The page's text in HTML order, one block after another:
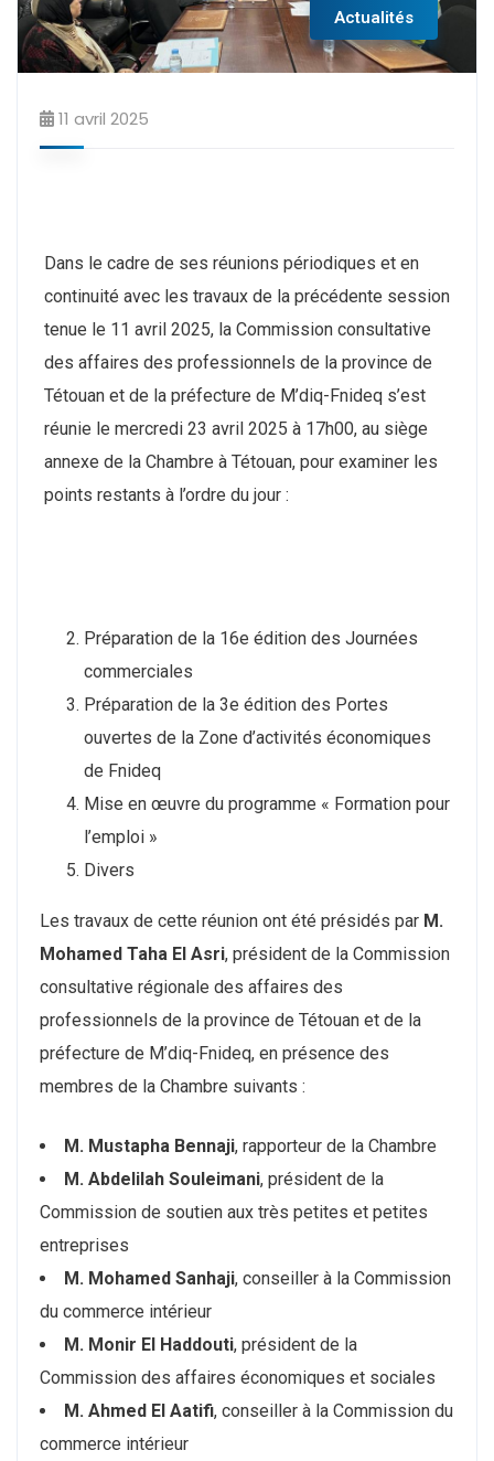
Actualités
11 avril 2025
Dans le cadre de ses réunions périodiques et en
continuité avec les travaux de la précédente session
tenue le 11 avril 2025, la Commission consultative
des affaires des professionnels de la province de
Tétouan et de la préfecture de M’diq-Fnideq s’est
réunie le mercredi 23 avril 2025 à 17h00, au siège
annexe de la Chambre à Tétouan, pour examiner les
points restants à l’ordre du jour :
Préparation de la 16e édition des Journées
commerciales
Préparation de la 3e édition des Portes
ouvertes de la Zone d’activités économiques
de Fnideq
Mise en œuvre du programme « Formation pour
l’emploi »
Divers
Les travaux de cette réunion ont été présidés par M.
Mohamed Taha El Asri, président de la Commission
consultative régionale des affaires des
professionnels de la province de Tétouan et de la
préfecture de M’diq-Fnideq, en présence des
membres de la Chambre suivants :
M. Mustapha Bennaji, rapporteur de la Chambre
M. Abdelilah Souleimani, président de la
Commission de soutien aux très petites et petites
entreprises
M. Mohamed Sanhaji, conseiller à la Commission
du commerce intérieur
M. Monir El Haddouti, président de la
Commission des affaires économiques et sociales
M. Ahmed El Aatifi, conseiller à la Commission du
commerce intérieur